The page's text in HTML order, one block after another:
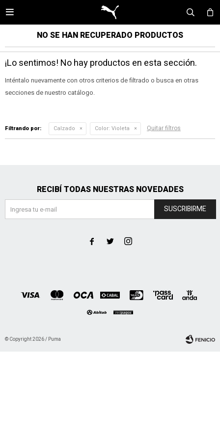

NO SE HAN RECUPERADO PRODUCTOS
¡Lo sentimos! No hay productos en esta sección.
Inténtalo nuevamente con otros criterios de filtrado o busca en otras
secciones de nuestro catálogo.
Filtrando por: Calzado Color: Violeta Quitar filtros
RECIBÍ TODAS NUESTRAS NOVEDADES
SUSCRIBIRME
  
© Copyright 2026 / Puma